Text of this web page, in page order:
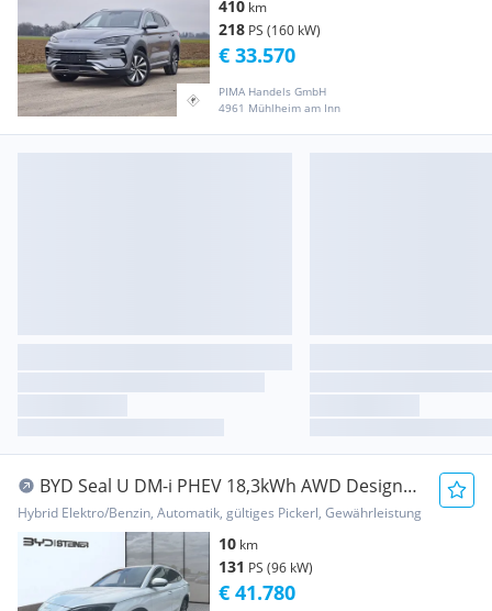
410 km
218 PS (160 kW)
PIMA Handels GmbH
4961 Mühlheim am Inn
€ 33.570
BYD Seal U DM-i PHEV 18,3kWh AWD Design
Österreich ...
Hybrid Elektro/Benzin, Automatik, gültiges Pickerl, Gewährleistung
10 km
131 PS (96 kW)
€ 41.780